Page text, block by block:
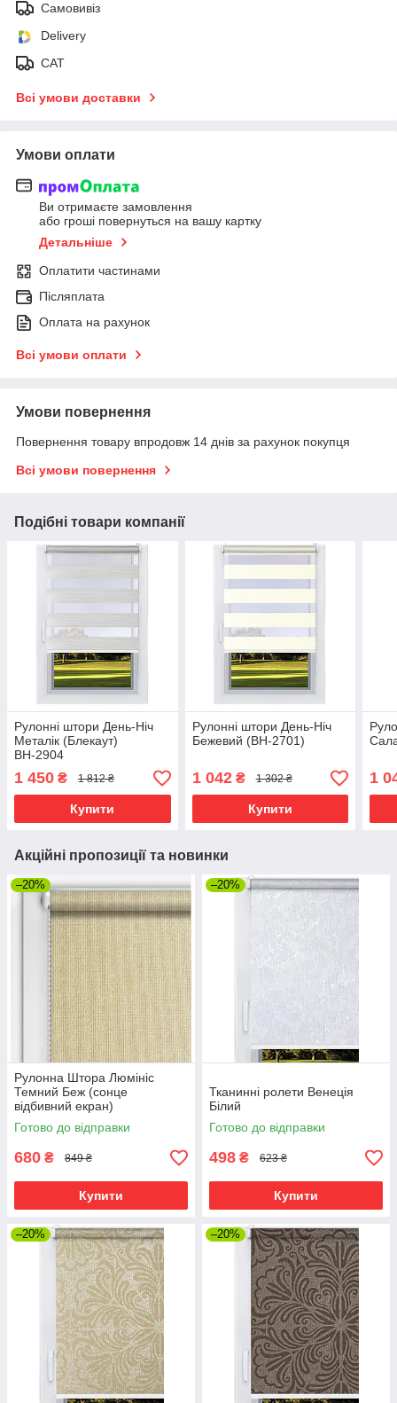
Самовивіз
Delivery
САТ
Всі умови доставки
Умови оплати
Ви отримаєте замовлення
або гроші повернуться на вашу картку
Детальніше
Оплатити частинами
Післяплата
Оплата на рахунок
Всі умови оплати
Умови повернення
Повернення товару впродовж 14 днів за рахунок покупця
Всі умови повернення
Подібні товари компанії
Рулонні штори День-Ніч
Металік (Блекаут)
ВН-2904
1 450 ₴ 1 812 ₴
Купити
Рулонні штори День-Ніч
Бежевий (ВН-2701)
1 042₴ 1 302 ₴
Купити
1
Акційні пропозиції та новинки
–20%
Рулонна Штора Люмініс
Темний Беж (сонце
відбивний екран)
Готово до відправки
680 ₴ 849 ₴
Купити
–20%
Тканинні ролети Венеція
Білий
Готово до відправки
498 ₴ 623 ₴
Купити
–20% –20%